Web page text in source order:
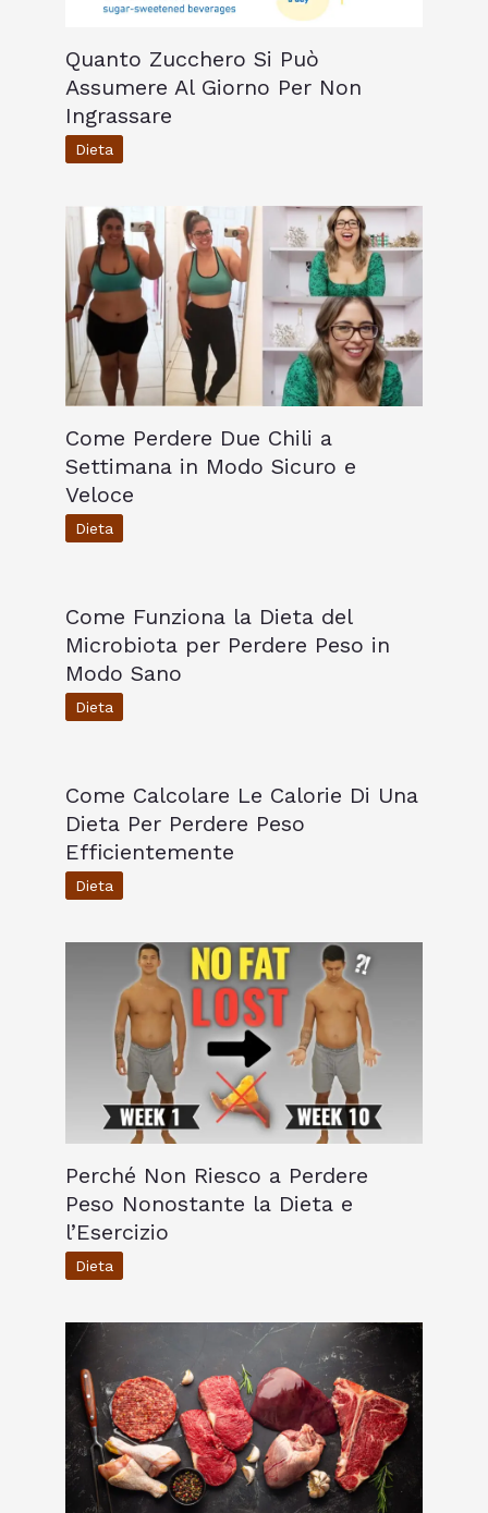
Quanto Zucchero Si Può
Assumere Al Giorno Per Non
Ingrassare
Dieta
Come Perdere Due Chili a
Settimana in Modo Sicuro e
Veloce
Dieta
Come Funziona la Dieta del
Microbiota per Perdere Peso in
Modo Sano
Dieta
Come Calcolare Le Calorie Di Una
Dieta Per Perdere Peso
Efficientemente
Dieta
Perché Non Riesco a Perdere
Peso Nonostante la Dieta e
l’Esercizio
Dieta